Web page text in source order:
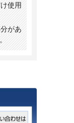
使用
があ